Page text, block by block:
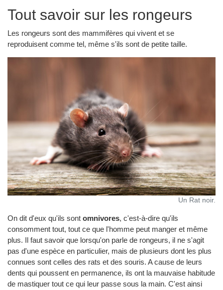
Tout savoir sur les rongeurs
Les rongeurs sont des mammifères qui vivent et se
reproduisent comme tel, même s'ils sont de petite taille.
Un Rat noir.
On dit d'eux qu'ils sont omnivores, c'est-à-dire qu'ils
consomment tout, tout ce que l'homme peut manger et même
plus. Il faut savoir que lorsqu'on parle de rongeurs, il ne s'agit
pas d'une espèce en particulier, mais de plusieurs dont les plus
connues sont celles des rats et des souris. A cause de leurs
dents qui poussent en permanence, ils ont la mauvaise habitude
de mastiquer tout ce qui leur passe sous la main. C'est ainsi